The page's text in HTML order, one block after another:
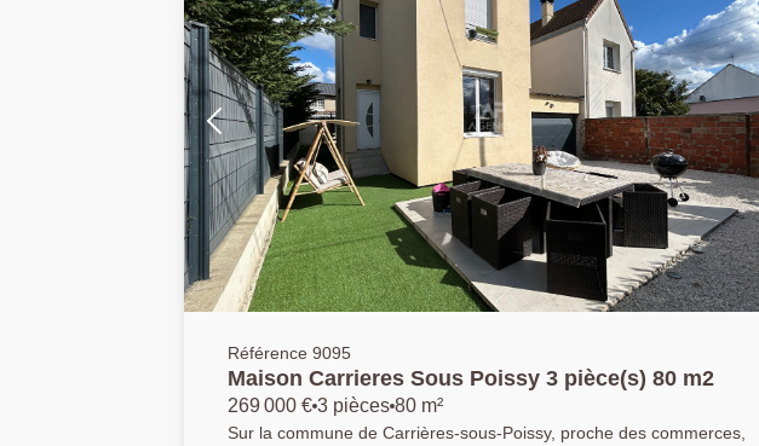
Référence 9095
Maison Carrieres Sous Poissy 3 pièce(s) 80 m2
269 000 € 3 pièces 80 m²
Sur la commune de Carrières-sous-Poissy, proche des commerces,